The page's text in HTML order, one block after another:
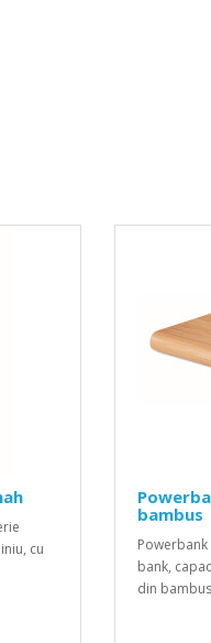
cu
bambus
bank,
din